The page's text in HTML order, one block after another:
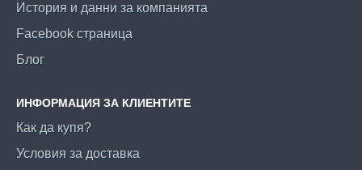
История и данни за компанията
Facebook страница
Блог
ИНФОРМАЦИЯ ЗА КЛИЕНТИТЕ
Как да купя?
Условия за доставка